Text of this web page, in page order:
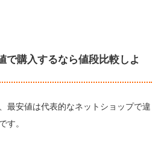
で購入するなら値段比較しよ
最安値は代表的なネットショップで違
す。